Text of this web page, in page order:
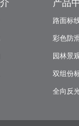
产品
路面标
彩色防
园林景
双组份
全向反